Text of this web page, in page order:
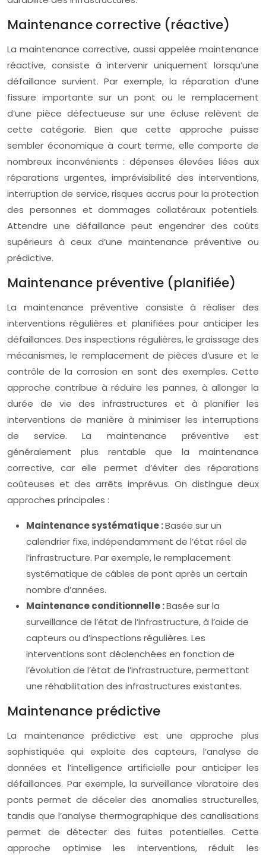
Maintenance corrective (réactive)
La maintenance corrective, aussi appelée maintenance
réactive, consiste à intervenir uniquement lorsqu’une
défaillance survient. Par exemple, la réparation d’une
fissure importante sur un pont ou le remplacement
d’une pièce défectueuse sur une écluse relèvent de
cette catégorie. Bien que cette approche puisse
sembler économique à court terme, elle comporte de
nombreux inconvénients : dépenses élevées liées aux
réparations urgentes, imprévisibilité des interventions,
interruption de service, risques accrus pour la protection
des personnes et dommages collatéraux potentiels.
Attendre une défaillance peut engendrer des coûts
supérieurs à ceux d’une maintenance préventive ou
prédictive.
Maintenance préventive (planifiée)
La maintenance préventive consiste à réaliser des
interventions régulières et planifiées pour anticiper les
défaillances. Des inspections régulières, le graissage des
mécanismes, le remplacement de pièces d’usure et le
contrôle de la corrosion en sont des exemples. Cette
approche contribue à réduire les pannes, à allonger la
durée de vie des infrastructures et à planifier les
interventions de manière à minimiser les interruptions
de service. La maintenance préventive est
généralement plus rentable que la maintenance
corrective, car elle permet d’éviter des réparations
coûteuses et des arrêts imprévus. On distingue deux
approches principales :
Maintenance systématique :Basée sur un
calendrier fixe, indépendamment de l’état réel de
l’infrastructure. Par exemple, le remplacement
systématique de câbles de pont après un certain
nombre d’années.
Maintenance conditionnelle :Basée sur la
surveillance de l’état de l’infrastructure, à l’aide de
capteurs ou d’inspections régulières. Les
interventions sont déclenchées en fonction de
l’évolution de l’état de l’infrastructure, permettant
une réhabilitation des infrastructures existantes.
Maintenance prédictive
La maintenance prédictive est une approche plus
sophistiquée qui exploite des capteurs, l’analyse de
données et l’intelligence artificielle pour anticiper les
défaillances. Par exemple, la surveillance vibratoire des
ponts permet de déceler des anomalies structurelles,
tandis que l’analyse thermographique des canalisations
permet de détecter des fuites potentielles. Cette
approche optimise les interventions, réduit les